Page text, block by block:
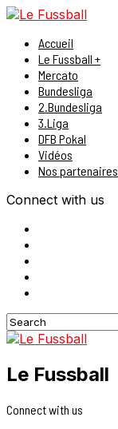
Accueil
Le Fussball +
Mercato
Bundesliga
2.Bundesliga
3.Liga
DFB Pokal
Vidéos
Nos partenaires
Connect with us
Le Fussball
Connect with us